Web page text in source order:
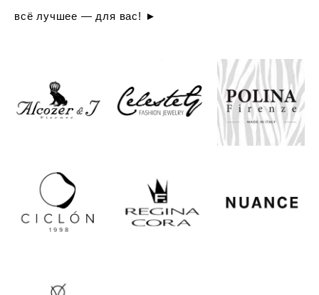
всё лучшее — для вас! ►